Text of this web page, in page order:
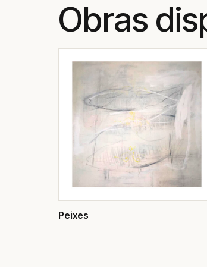
Obras
Peixes